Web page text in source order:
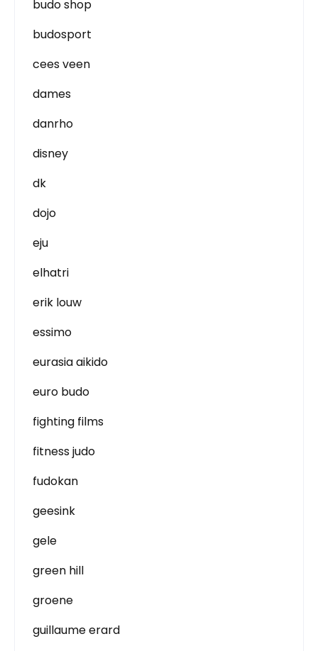
budo shop
budosport
cees veen
dames
danrho
disney
dk
dojo
eju
elhatri
erik louw
essimo
eurasia aikido
euro budo
fighting films
fitness judo
fudokan
geesink
gele
green hill
groene
guillaume erard